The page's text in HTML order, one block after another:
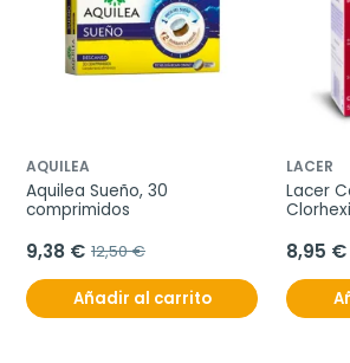
AQUILEA
Aquilea Sueño, 30
comprimidos
9,38 € 12,50 €
Añadir al carrito
LACER
Lacer
8,95 €